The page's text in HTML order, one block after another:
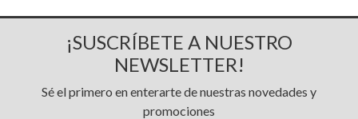
¡SUSCRÍBETE A NUESTRO
NEWSLETTER!
Sé el primero en enterarte de nuestras novedades y
promociones